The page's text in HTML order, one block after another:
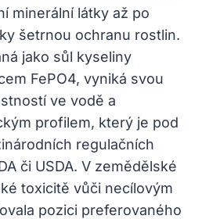
minerální látky až po
šetrnou ochranu rostlin.
jako sůl kyseliny
FePO4, vyniká svou
ve vodě a
profilem, který je pod
regulačních
či USDA. V zemědělské
toxicitě vůči necílovým
pozici preferovaného